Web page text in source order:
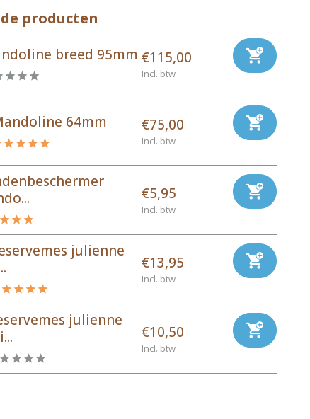
producten
breed 95mm €115,00
Incl. btw
64mm €75,00
Incl. btw
€5,95
Incl. btw
julienne
€13,95
Incl. btw
julienne
€10,50
Incl. btw